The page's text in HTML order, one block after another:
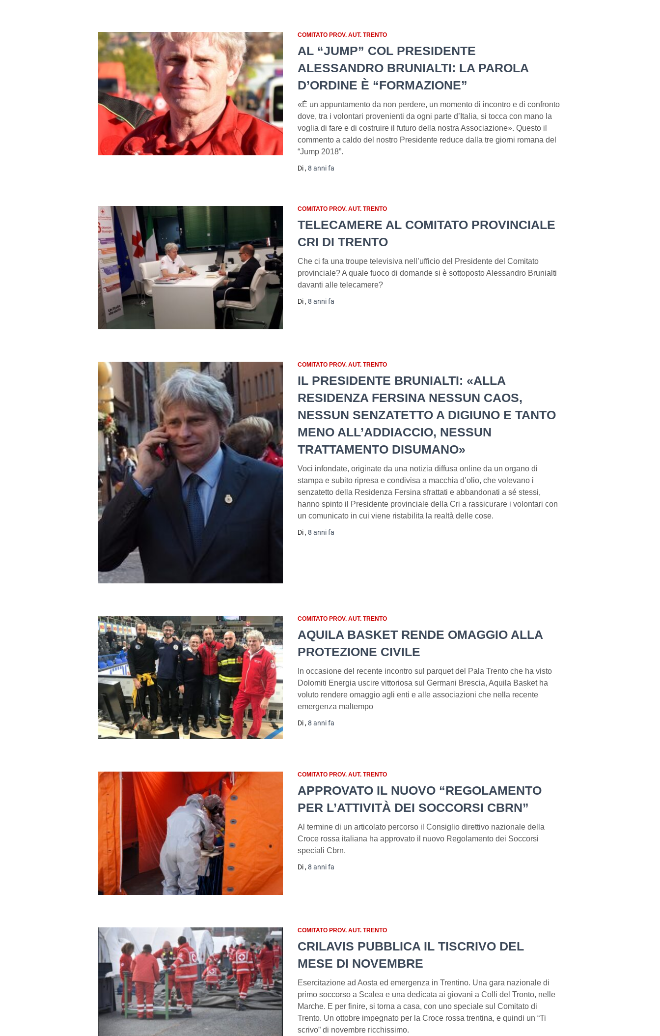
COMITATO PROV. AUT. TRENTO
AL “JUMP” COL PRESIDENTE
ALESSANDRO BRUNIALTI: LA PAROLA
D’ORDINE È “FORMAZIONE”
«È un appuntamento da non perdere, un momento di incontro e di confronto
dove, tra i volontari provenienti da ogni parte d’Italia, si tocca con mano la
voglia di fare e di costruire il futuro della nostra Associazione». Questo il
commento a caldo del nostro Presidente reduce dalla tre giorni romana del
“Jump 2018”.
Di,8 annifa
COMITATO PROV. AUT. TRENTO
TELECAMERE AL COMITATO PROVINCIALE
CRI DI TRENTO
Che ci fa una troupe televisiva nell’ufficio del Presidente del Comitato
provinciale? A quale fuoco di domande si è sottoposto Alessandro Brunialti
davanti alle telecamere?
Di,8 annifa
COMITATO PROV. AUT. TRENTO
IL PRESIDENTE BRUNIALTI: «ALLA
RESIDENZA FERSINA NESSUN CAOS,
NESSUN SENZATETTO A DIGIUNO E TANTO
MENO ALL’ADDIACCIO, NESSUN
TRATTAMENTO DISUMANO»
Voci infondate, originate da una notizia diffusa online da un organo di
stampa e subito ripresa e condivisa a macchia d’olio, che volevano i
senzatetto della Residenza Fersina sfrattati e abbandonati a sé stessi,
hanno spinto il Presidente provinciale della Cri a rassicurare i volontari con
un comunicato in cui viene ristabilita la realtà delle cose.
Di,8 annifa
COMITATO PROV. AUT. TRENTO
AQUILA BASKET RENDE OMAGGIO ALLA
PROTEZIONE CIVILE
In occasione del recente incontro sul parquet del Pala Trento che ha visto
Dolomiti Energia uscire vittoriosa sul Germani Brescia, Aquila Basket ha
voluto rendere omaggio agli enti e alle associazioni che nella recente
emergenza maltempo
Di,8 annifa
COMITATO PROV. AUT. TRENTO
APPROVATO IL NUOVO “REGOLAMENTO
PER L’ATTIVITÀ DEI SOCCORSI CBRN”
Al termine di un articolato percorso il Consiglio direttivo nazionale della
Croce rossa italiana ha approvato il nuovo Regolamento dei Soccorsi
speciali Cbrn.
Di,8 annifa
COMITATO PROV. AUT. TRENTO
CRILAVIS PUBBLICA IL TISCRIVO DEL
MESE DI NOVEMBRE
Esercitazione ad Aosta ed emergenza in Trentino. Una gara nazionale di
primo soccorso a Scalea e una dedicata ai giovani a Colli del Tronto, nelle
Marche. E per finire, si torna a casa, con uno speciale sul Comitato di
Trento. Un ottobre impegnato per la Croce rossa trentina, e quindi un “Ti
scrivo” di novembre ricchissimo.